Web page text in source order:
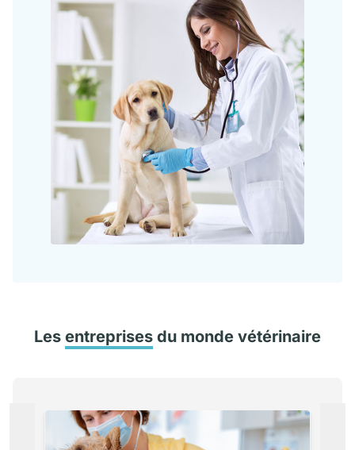
Les entreprises du monde vétérinaire